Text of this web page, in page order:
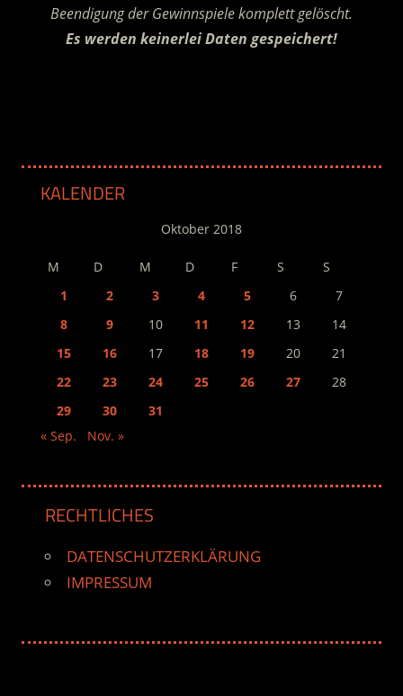
Beendigung der Gewinnspiele komplett gelöscht.
Es werden keinerlei Daten gespeichert!
KALENDER
Oktober 2018
M D M D F S
S
1
2 3 4 5 6
7
8
9 10 11 12 13
14
15
16 17 18 19 20
21
22
23 24 25 26 27
28
29
30
31
« Sep.
Nov. »
RECHTLICHES
DATENSCHUTZERKLÄRUNG
IMPRESSUM